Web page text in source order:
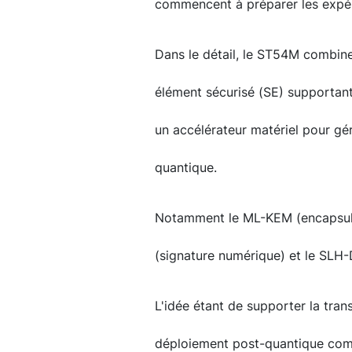
commencent à préparer les
Dans le détail, le ST54M
élément sécurisé (SE)
un accélérateur matériel pour
quantique.
Notamment le ML-KEM
(signature numérique) et le
L'idée étant de supporter la
déploiement post-quantique